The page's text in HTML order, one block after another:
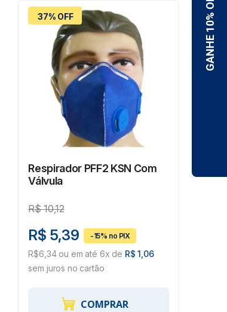
37% OFF
Respirador PFF2 KSN Com
Válvula
R$10,12
R$ 5,39
R$6,34 ou em até 6x de R$ 1,06
sem juros no cartão
COMPRAR